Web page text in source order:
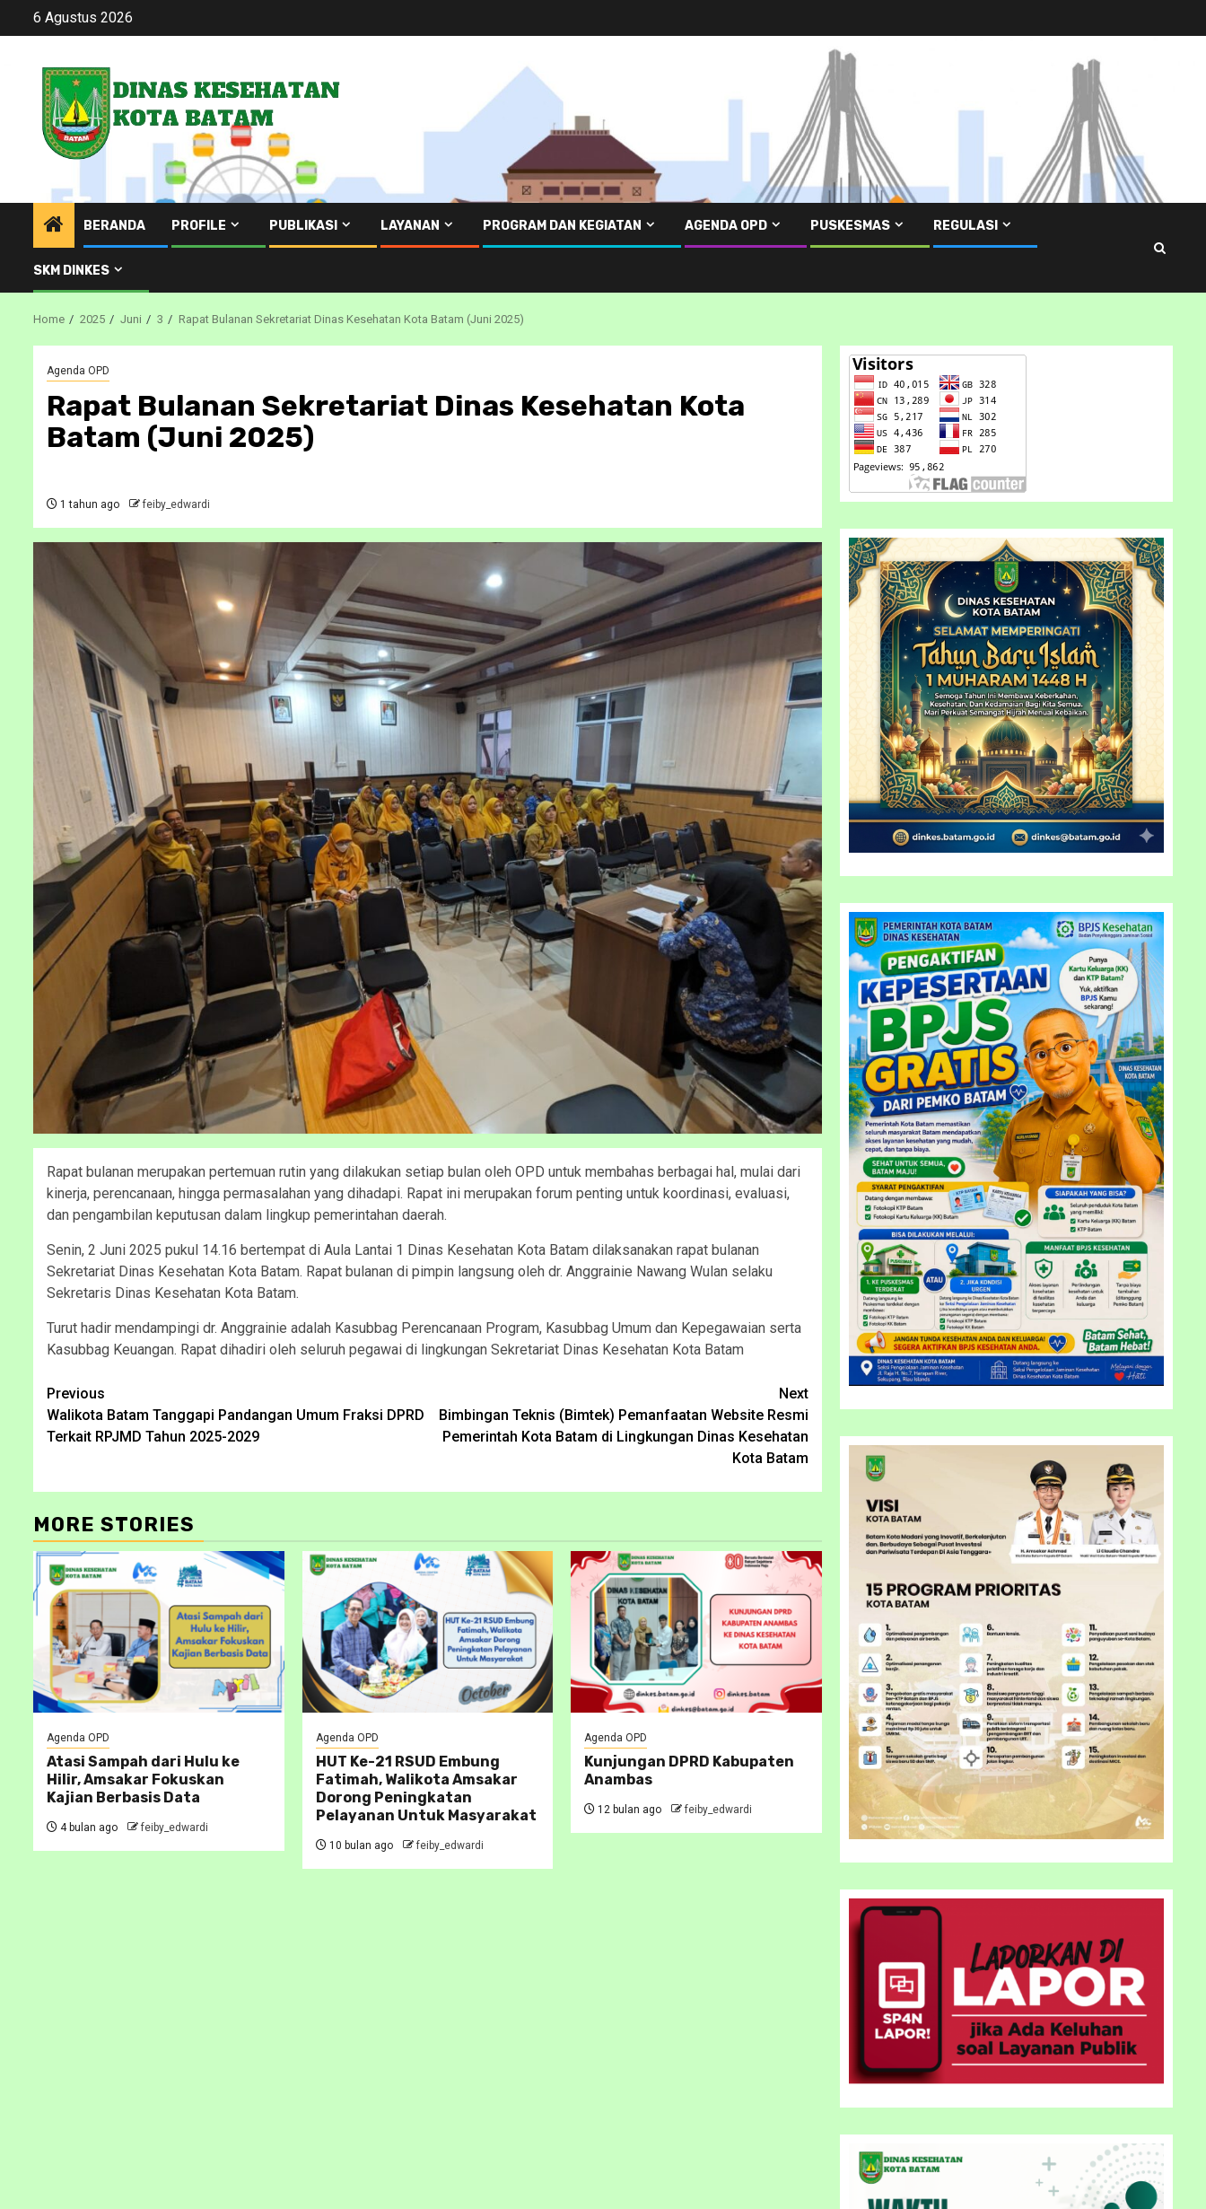
6 Agustus 2026
BERANDA PROFILE PUBLIKASI LAYANAN PROGRAM DAN KEGIATAN AGENDA OPD PUSKESMAS REGULASI
SKM DINKES
Home 2025 Juni 3 Rapat Bulanan Sekretariat Dinas Kesehatan Kota Batam (Juni 2025)
Agenda OPD
Rapat Bulanan Sekretariat Dinas Kesehatan Kota
Batam (Juni 2025)
1 tahun ago feiby_edwardi
Rapat bulanan merupakan pertemuan rutin yang dilakukan setiap bulan oleh OPD untuk membahas berbagai hal, mulai dari
kinerja, perencanaan, hingga permasalahan yang dihadapi. Rapat ini merupakan forum penting untuk koordinasi, evaluasi,
dan pengambilan keputusan dalam lingkup pemerintahan daerah.
Senin, 2 Juni 2025 pukul 14.16 bertempat di Aula Lantai 1 Dinas Kesehatan Kota Batam dilaksanakan rapat bulanan
Sekretariat Dinas Kesehatan Kota Batam. Rapat bulanan di pimpin langsung oleh dr. Anggrainie Nawang Wulan selaku
Sekretaris Dinas Kesehatan Kota Batam.
Turut hadir mendampingi dr. Anggrainie adalah Kasubbag Perencanaan Program, Kasubbag Umum dan Kepegawaian serta
Kasubbag Keuangan. Rapat dihadiri oleh seluruh pegawai di lingkungan Sekretariat Dinas Kesehatan Kota Batam
Continue
Reading
Previous
Walikota Batam Tanggapi Pandangan Umum Fraksi DPRD
Terkait RPJMD Tahun 2025-2029
Next
Bimbingan Teknis (Bimtek) Pemanfaatan Website Resmi
Pemerintah Kota Batam di Lingkungan Dinas Kesehatan
Kota Batam
MORE STORIES
Agenda OPD
Atasi Sampah dari Hulu ke
Hilir, Amsakar Fokuskan
Kajian Berbasis Data
4 bulan ago feiby_edwardi
Agenda OPD
HUT Ke-21 RSUD Embung
Fatimah, Walikota Amsakar
Dorong Peningkatan
Pelayanan Untuk Masyarakat
10 bulan ago feiby_edwardi
Agenda OPD
Kunjungan DPRD Kabupaten
Anambas
12 bulan ago feiby_edwardi